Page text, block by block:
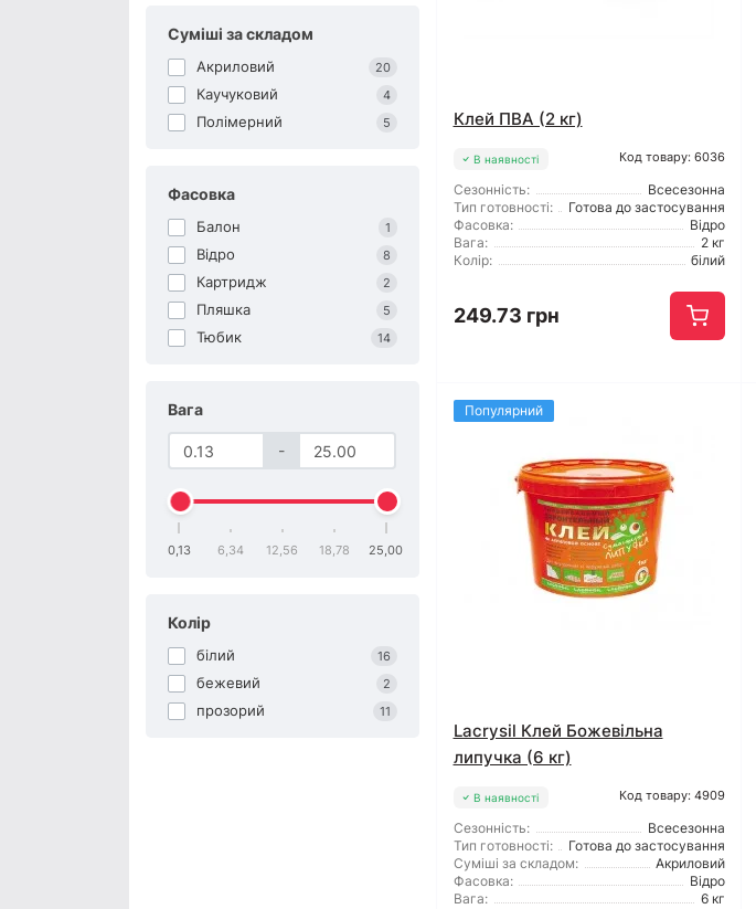
Суміші за складом
Акриловий 20
Каучуковий 4
Полімерний 5
Фасовка
Балон 1
Відро 8
Картридж 2
Пляшка 5
Тюбик 14
Вага
-
0,13 6,34 12,56 18,78 25,00
Колір
білий 16
бежевий 2
прозорий 11
Клей ПВА (2 кг)
В наявності Код товару: 6036
Сезонність:
Всесезонна
Тип готовності:
Готова до застосування
Фасовка:
Відро
Вага:
2 кг
Колір:
білий
249.73 грн
Популярний
Lacrysil Клей Божевільна
липучка (6 кг)
В наявності Код товару: 4909
Сезонність:
Всесезонна
Тип готовності:
Готова до застосування
Суміші за складом:
Акриловий
Фасовка:
Відро
Вага:
6 кг